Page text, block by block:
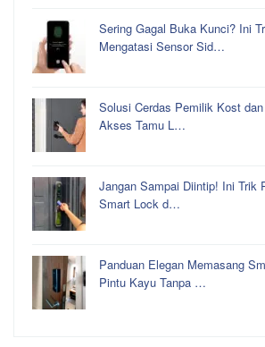
Sering Gagal Buka Kunci? Ini
Mengatasi Sensor Sid…
Solusi Cerdas Pemilik Kost
Akses Tamu L…
Jangan Sampai Diintip! Ini Trik
Smart Lock d…
Panduan Elegan Memasang
Pintu Kayu Tanpa …